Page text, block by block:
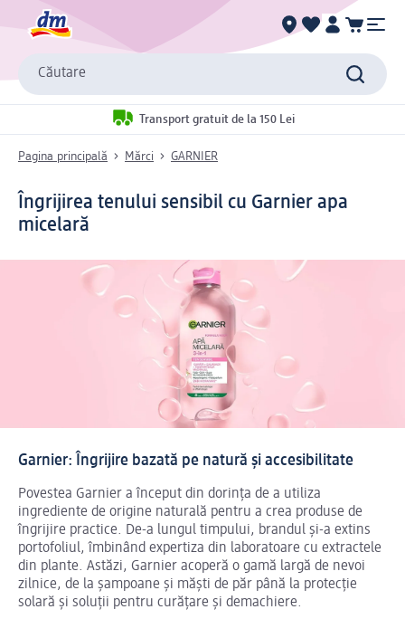
Căutare
Transport gratuit de la 150 Lei
Pagina principală Mărci GARNIER
Îngrijirea tenului sensibil cu Garnier apa
micelară
Garnier: Îngrijire bazată pe natură și accesibilitate
Povestea Garnier a început din dorința de a utiliza
ingrediente de origine naturală pentru a crea produse de
îngrijire practice. De-a lungul timpului, brandul și-a extins
portofoliul, îmbinând expertiza din laboratoare cu extractele
din plante. Astăzi, Garnier acoperă o gamă largă de nevoi
zilnice, de la șampoane și măști de păr până la protecție
solară și soluții pentru curățare și demachiere.